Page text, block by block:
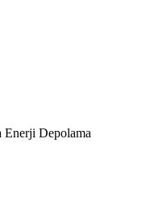
Enerji Depolama